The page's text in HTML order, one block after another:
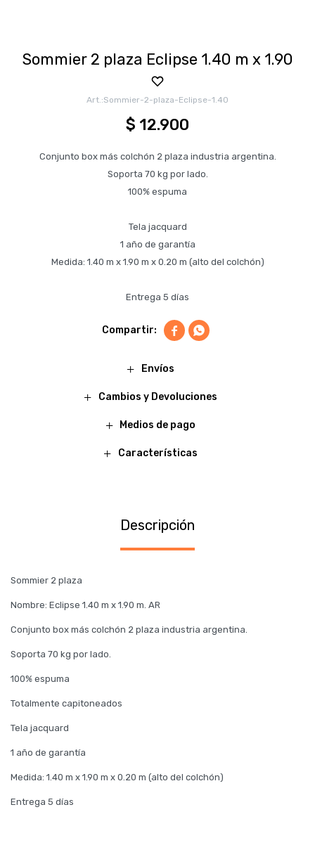
Sommier 2 plaza Eclipse 1.40 m x 1.90
Sommier-2-plaza-Eclipse-1.40
$ 12.900
Conjunto box más colchón 2 plaza industria argentina.
Soporta 70 kg por lado.
100% espuma
Tela jacquard
1 año de garantía
Medida: 1.40 m x 1.90 m x 0.20 m (alto del colchón)
Entrega 5 días
 
Envíos
Cambios y Devoluciones
Medios de pago
Características
Descripción
Sommier 2 plaza
Nombre: Eclipse 1.40 m x 1.90 m. AR
Conjunto box más colchón 2 plaza industria argentina.
Soporta 70 kg por lado.
100% espuma
Totalmente capitoneados
Tela jacquard
1 año de garantía
Medida: 1.40 m x 1.90 m x 0.20 m (alto del colchón)
Entrega 5 días